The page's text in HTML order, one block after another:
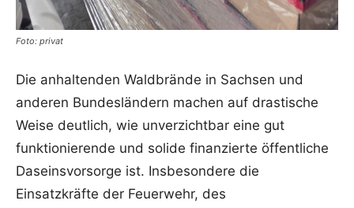
Foto: privat
Die anhaltenden Waldbrände in Sachsen und
anderen Bundesländern machen auf drastische
Weise deutlich, wie unverzichtbar eine gut
funktionierende und solide finanzierte öffentliche
Daseinsvorsorge ist. Insbesondere die
Einsatzkräfte der Feuerwehr, des